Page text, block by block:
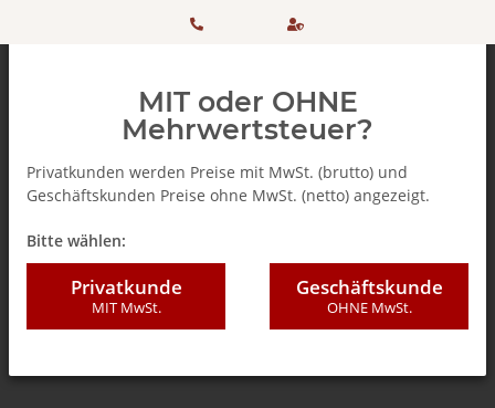
+ 49
506 98
einkaufen
SSL
MIT oder OHNE
Mehrwertsteuer?
Privatkunden werden Preise mit MwSt. (brutto) und
Geschäftskunden Preise ohne MwSt. (netto) angezeigt.
Bitte wählen:
Privatkunde
MIT MwSt.
Geschäftskunde
OHNE MwSt.